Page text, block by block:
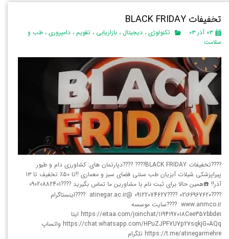
تخفیفات BLACK FRIDAY
۰۳ آذر ۰۳ تکنولوژی ، دیجیتال ، بازاریابی ، تقویم ، دامپروری ، طب و
سلامت
????تخفیفات BLACK FRIDAY???? ????دپارتمان های: کشاورزی دام و طیور
پیراپزشکی شیلات آبزیان طب سنتی فضای سبز و معماری ‼️تا ۵۰٪ تخفیف تا ۱۳
آذر‼️ ☎️همین حالا برای ثبت نام با مشاورین ما تماس بگیرید ????09020882401
????02166967620 ????09122074627 @atinegar.ac.ir ????اینستاگرام
www.anmco.ir ????سایت موسسه
https://eitaa.com/joinchat/1194197018Cee357bbde1 ایتا
https://chat.whatsapp.com/HPuZJPF7U7p27sqkjG0AQq واتساپ
https://t.me/atinegarmehre تلگرام